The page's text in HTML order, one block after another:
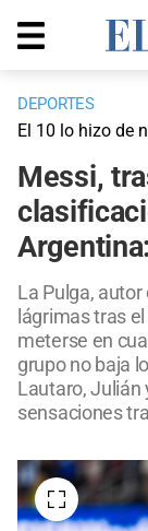
DEPORTES
El 10 lo hizo de
Messi,
La Pulga,
lágrimas tras
meterse en
grupo no baja
Lautaro, Julián
sensaciones